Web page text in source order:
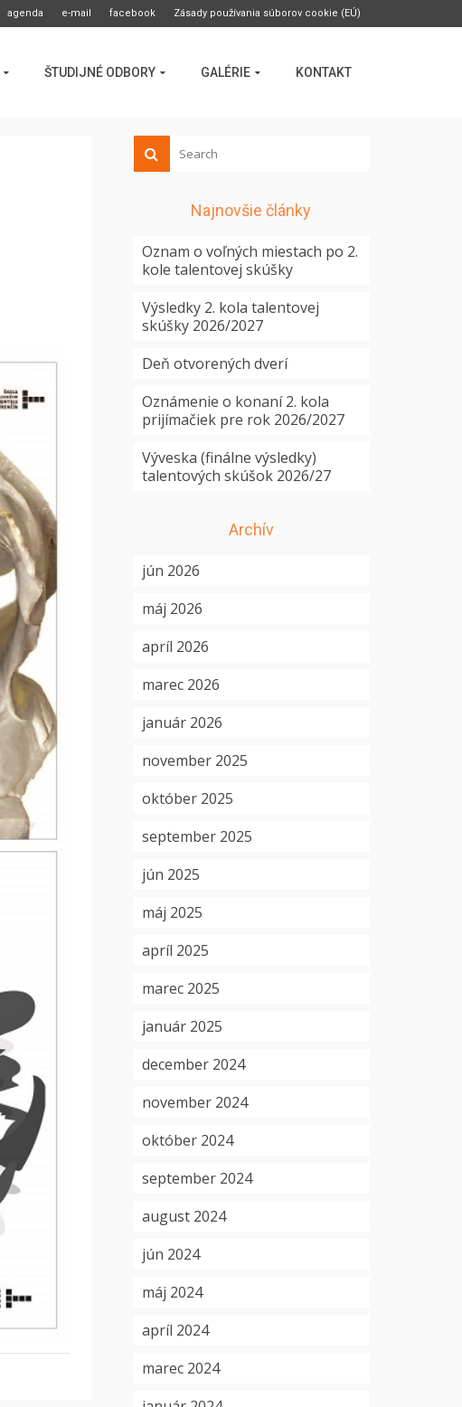
agenda e-mail facebook Zásady používania súborov cookie (EÚ)
ŠTUDIJNÉ ODBORY GALÉRIE KONTAKT
Najnovšie články
Oznam o voľných miestach po 2.
kole talentovej skúšky
Výsledky 2. kola talentovej
skúšky 2026/2027
Deň otvorených dverí
Oznámenie o konaní 2. kola
prijímačiek pre rok 2026/2027
Výveska (finálne výsledky)
talentových skúšok 2026/27
Archív
jún 2026
máj 2026
apríl 2026
marec 2026
január 2026
november 2025
október 2025
september 2025
jún 2025
máj 2025
apríl 2025
marec 2025
január 2025
december 2024
november 2024
október 2024
september 2024
august 2024
jún 2024
máj 2024
apríl 2024
marec 2024